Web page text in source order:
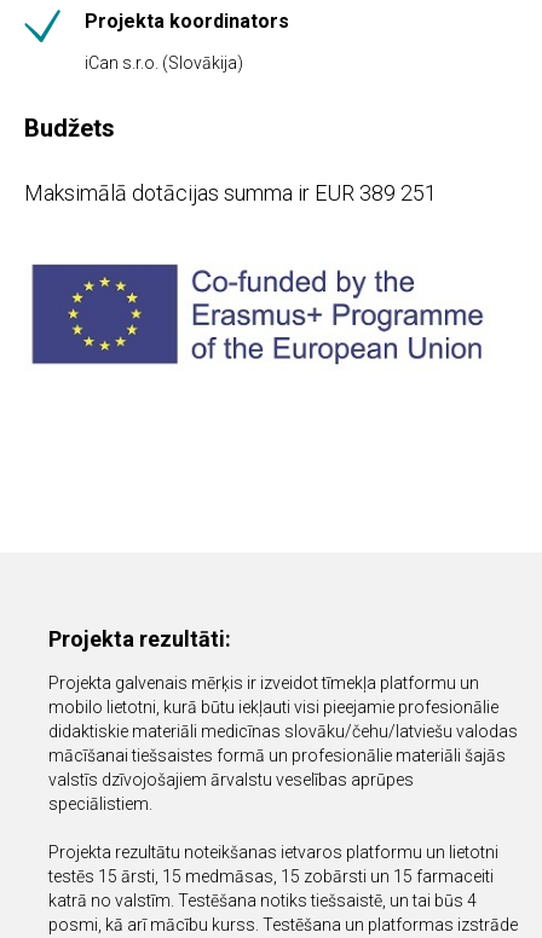
Projekta koordinators
iCan s.r.o. (Slovākija)
Budžets
Maksimālā dotācijas summa ir EUR 389 251
Projekta rezultāti:
Projekta galvenais mērķis ir izveidot tīmekļa platformu un
mobilo lietotni, kurā būtu iekļauti visi pieejamie profesionālie
didaktiskie materiāli medicīnas slovāku/čehu/latviešu valodas
mācīšanai tiešsaistes formā un profesionālie materiāli šajās
valstīs dzīvojošajiem ārvalstu veselības aprūpes
speciālistiem.
Projekta rezultātu noteikšanas ietvaros platformu un lietotni
testēs 15 ārsti, 15 medmāsas, 15 zobārsti un 15 farmaceiti
katrā no valstīm. Testēšana notiks tiešsaistē, un tai būs 4
posmi, kā arī mācību kurss. Testēšana un platformas izstrāde